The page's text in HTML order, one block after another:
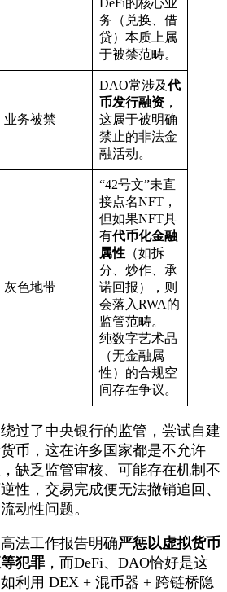
DeFi的核心业
务（兑换、借
贷）本质上属
于被禁范畴。
业务被禁
DAO常涉及代
币发行融资 ，
这属于被明确
禁止的非法金
融活动。
灰色地带
“42号文”未直
接点名NFT，
但如果NFT具
有代币化金融
属性 （如拆
分、炒作、承
诺回报），则
会落入RWA的
监管范畴。
纯数字艺术品
（无金融属
性）的合规空
间存在争议。
过了中央银行的监管，尝试自建
币，这在许多国家都是不允许
缺乏监管审核、可能存在机制不
性，交易完成便无法撤销追回、
动性问题。
法工作报告明确严惩以虚拟货币
犯罪 ，而DeFi、DAO恰好是这
利用 DEX + 混币器 + 跨链桥隐